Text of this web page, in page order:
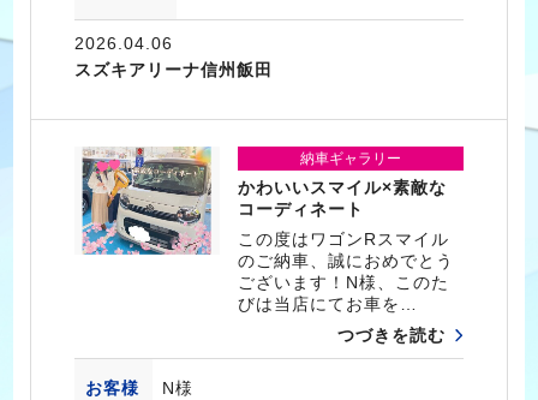
2026.04.06
スズキアリーナ信州飯田
納車ギャラリー
かわいいスマイル×素敵な
コーディネート
この度はワゴンRスマイル
のご納車、誠におめでとう
ございます！N様、このた
びは当店にてお車を…
つづきを読む
お客様 N様